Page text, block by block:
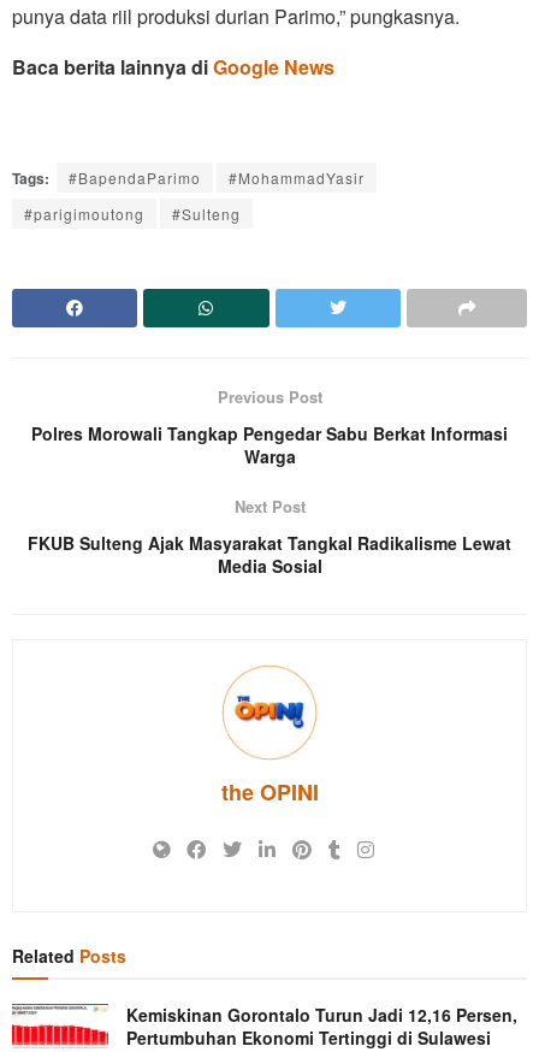
punya data riil produksi durian Parimo,” pungkasnya.
Baca berita lainnya diGoogle News
Tags: #BapendaParimo
#MohammadYasir
#parigimoutong
#Sulteng
Previous Post
Polres Morowali Tangkap Pengedar Sabu Berkat Informasi
Warga
Next Post
FKUB Sulteng Ajak Masyarakat Tangkal Radikalisme Lewat
Media Sosial
the OPINI
Related Posts
Kemiskinan Gorontalo Turun Jadi 12,16 Persen,
Pertumbuhan Ekonomi Tertinggi di Sulawesi